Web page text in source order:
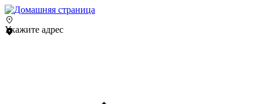
Укажите адрес